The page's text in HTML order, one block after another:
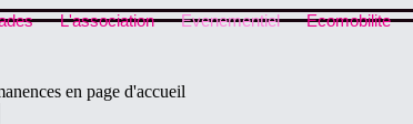
L'association Evenementiel Ecomobilite
en page d'accueil